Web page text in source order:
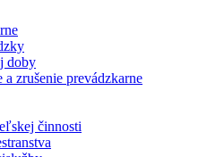
doby
a zrušenie prevádzkarne
činnosti